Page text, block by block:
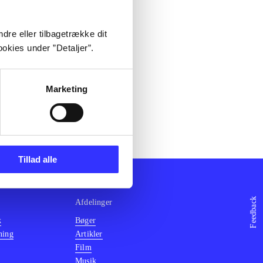
eller tilbagetrække dit
under ”Detaljer”.
Marketing
Tillad alle
Feedback
Afdelinger
Bøger
Artikler
Film
Musik